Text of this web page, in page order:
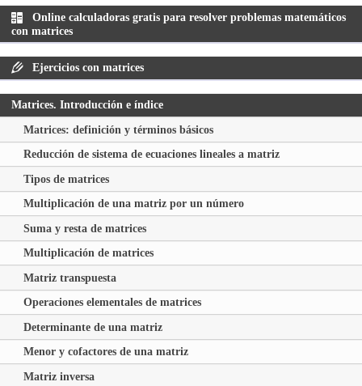
Online calculadoras gratis para resolver problemas matemáticos
con matrices
Ejercicios con matrices
Matrices. Introducción e índice
Matrices: definición y términos básicos
Reducción de sistema de ecuaciones lineales a matriz
Tipos de matrices
Multiplicación de una matriz por un número
Suma y resta de matrices
Multiplicación de matrices
Matriz transpuesta
Operaciones elementales de matrices
Determinante de una matriz
Menor y cofactores de una matriz
Matriz inversa